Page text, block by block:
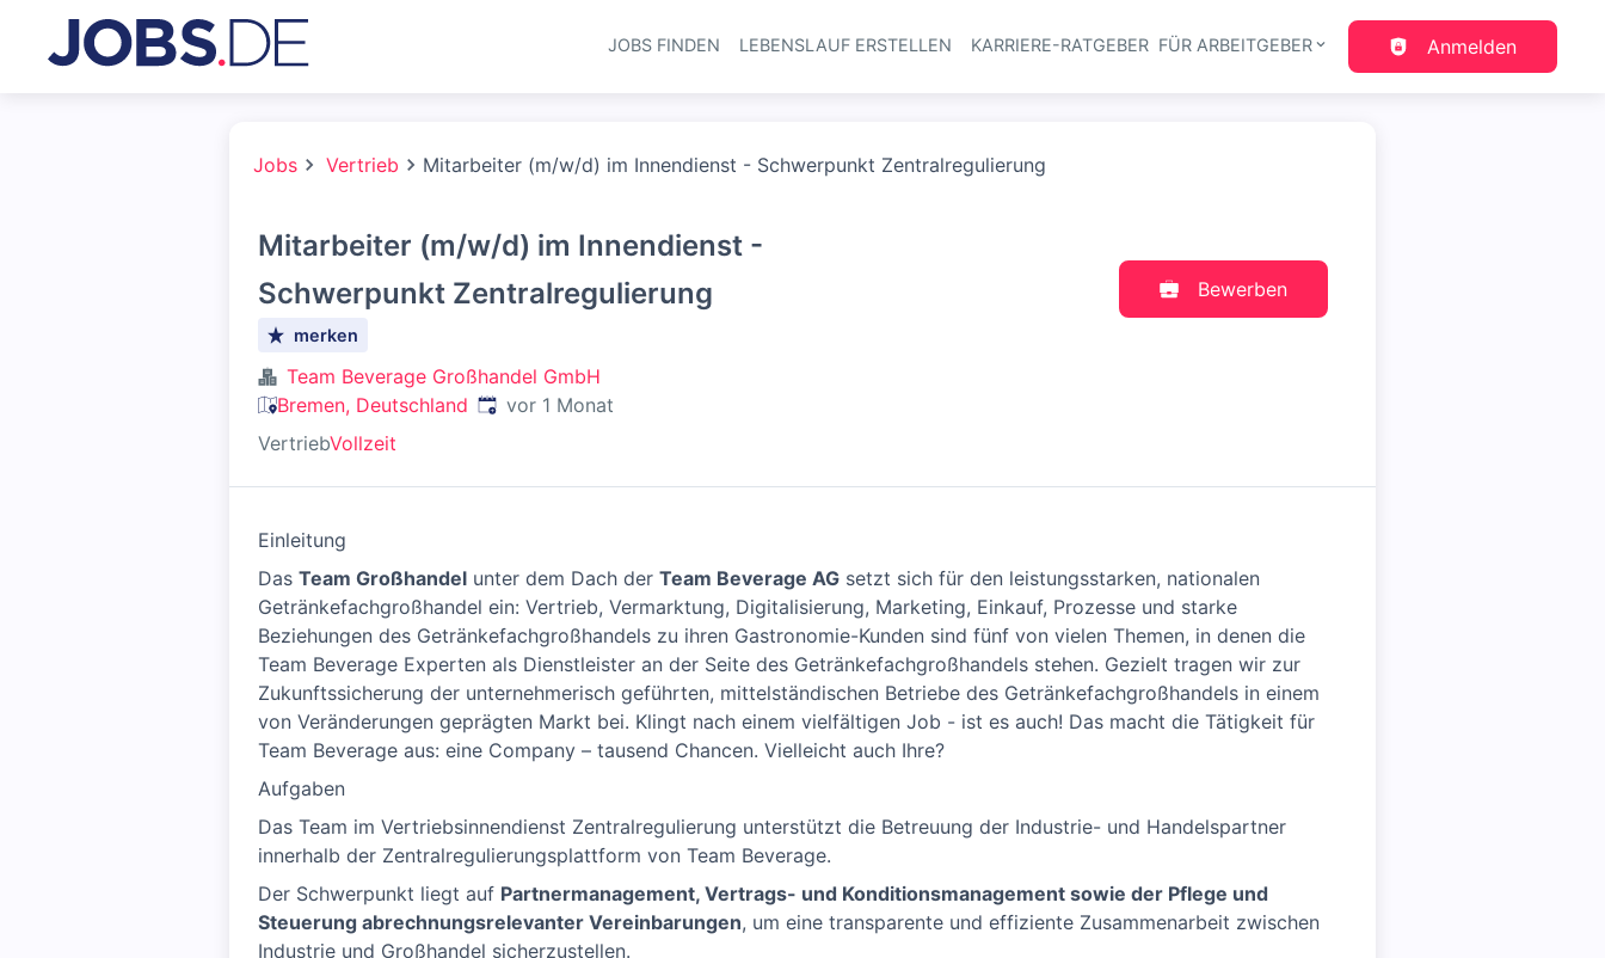
Haupt-Navigation
JOBS FINDEN LEBENSLAUF ERSTELLEN KARRIERE-RATGEBER FÜR ARBEITGEBER Anmelden
Jobs Vertrieb Mitarbeiter (m/w/d) im Innendienst - Schwerpunkt Zentralregulierung
Mitarbeiter (m/w/d) im Innendienst -
Schwerpunkt Zentralregulierung
merken
Team Beverage Großhandel GmbH
Bremen, Deutschland Veröffentlicht:
vor 1 Monat
VertriebVollzeit
Bewerben
Einleitung
Das Team Großhandel unter dem Dach der Team Beverage AG setzt sich für den leistungsstarken, nationalen
Getränkefachgroßhandel ein: Vertrieb, Vermarktung, Digitalisierung, Marketing, Einkauf, Prozesse und starke
Beziehungen des Getränkefachgroßhandels zu ihren Gastronomie-Kunden sind fünf von vielen Themen, in denen die
Team Beverage Experten als Dienstleister an der Seite des Getränkefachgroßhandels stehen. Gezielt tragen wir zur
Zukunftssicherung der unternehmerisch geführten, mittelständischen Betriebe des Getränkefachgroßhandels in einem
von Veränderungen geprägten Markt bei. Klingt nach einem vielfältigen Job - ist es auch! Das macht die Tätigkeit für
Team Beverage aus: eine Company – tausend Chancen. Vielleicht auch Ihre?
Aufgaben
Das Team im Vertriebsinnendienst Zentralregulierung unterstützt die Betreuung der Industrie- und Handelspartner
innerhalb der Zentralregulierungsplattform von Team Beverage.
Der Schwerpunkt liegt auf Partnermanagement, Vertrags- und Konditionsmanagement sowie der Pflege und
Steuerung abrechnungsrelevanter Vereinbarungen, um eine transparente und effiziente Zusammenarbeit zwischen
Industrie und Großhandel sicherzustellen.